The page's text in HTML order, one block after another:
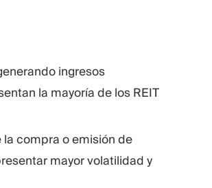
ingresos
la mayoría de los REIT
compra o emisión de
mayor volatilidad y